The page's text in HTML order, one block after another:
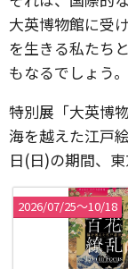
大英博物館に受
を生きる私たち
もなるでしょう。
特別展「大英博
海を越えた江戸
日(日)の期間、
2026/07/25〜10/18